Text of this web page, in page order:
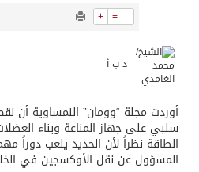
+ = -
د ب أ
أوردت مجلة “وومان” النمساوية أن
سلبي على جهاز المناعة وبناء
الطاقة نظراً لأن الحديد يلعب دوراً
المسؤول عن نقل الأوكسجين في